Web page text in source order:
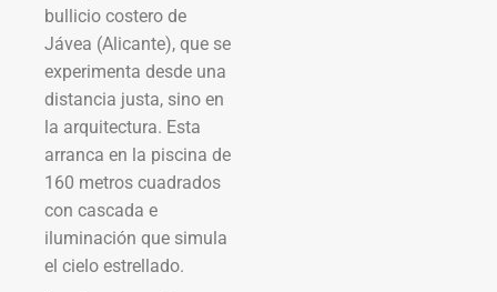
bullicio costero de
Jávea (Alicante), que se
experimenta desde una
distancia justa, sino en
la arquitectura. Esta
arranca en la piscina de
160 metros cuadrados
con cascada e
iluminación que simula
el cielo estrellado.